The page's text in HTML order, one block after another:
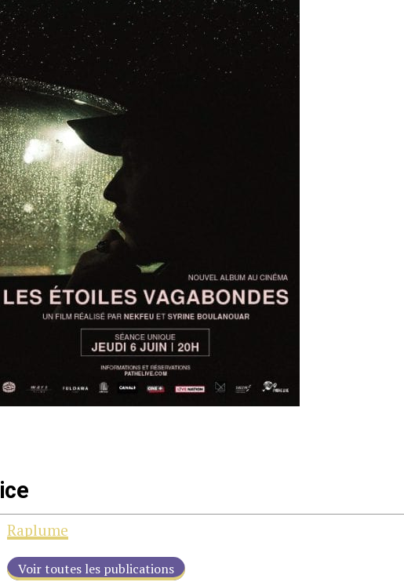
Raplume
Voir toutes les publications